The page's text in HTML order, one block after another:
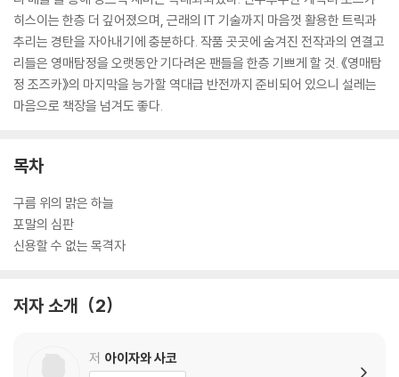
히스이는 한층 더 깊어졌으며, 근래의 IT 기술까지 마음껏 활용한 트릭과
추리는 경탄을 자아내기에 충분하다. 작품 곳곳에 숨겨진 전작과의 연결고
리들은 영매탐정을 오랫동안 기다려온 팬들을 한층 기쁘게 할 것. 《영매탐
정 조즈카》의 마지막을 능가할 역대급 반전까지 준비되어 있으니 설레는
마음으로 책장을 넘겨도 좋다.
목차
구름 위의 맑은 하늘
포말의 심판
신용할 수 없는 목격자
저자 소개 2
저 아이자와 사코